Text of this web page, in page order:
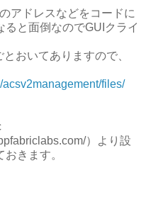
アドレスなどをコードに
と面倒なのでGUIクライ
おいてありますので、
files/
）より設
きます。